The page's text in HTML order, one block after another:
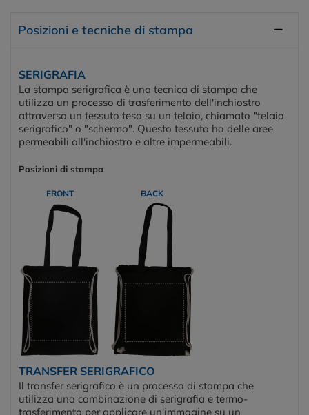
Posizioni e tecniche di stampa
SERIGRAFIA
La stampa serigrafica è una tecnica di stampa che
utilizza un processo di trasferimento dell'inchiostro
attraverso un tessuto teso su un telaio, chiamato "telaio
serigrafico" o "schermo". Questo tessuto ha delle aree
permeabili all'inchiostro e altre impermeabili.
Posizioni di stampa
FRONT BACK
TRANSFER SERIGRAFICO
Il transfer serigrafico è un processo di stampa che
utilizza una combinazione di serigrafia e termo-
trasferimento per applicare un'immagine su un